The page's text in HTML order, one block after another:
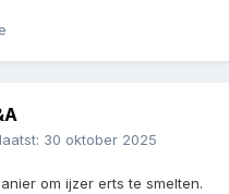
30 oktober 2025
om ijzer erts te smelten.